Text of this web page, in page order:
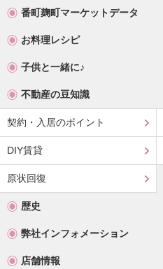
番町麹町マーケットデータ
お料理レシピ
子供と一緒に♪
不動産の豆知識
契約・入居のポイント
DIY賃貸
原状回復
歴史
弊社インフォメーション
店舗情報